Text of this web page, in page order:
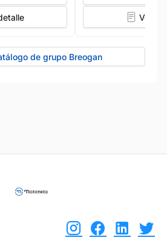
Ver
de grupo Breogan